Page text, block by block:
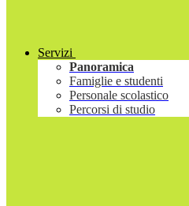
Servizi
Panoramica
Famiglie e studenti
Personale scolastico
Percorsi di studio